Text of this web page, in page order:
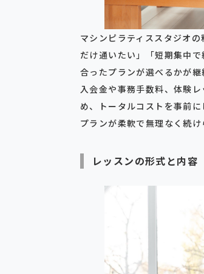
マシンピラティススタジオ
だけ通いたい」「短期集中
合ったプランが選べるかが継
入会金や事務手数料、体験
め、トータルコストを事前に
プランが柔軟で無理なく続け
レッスンの形式と内容